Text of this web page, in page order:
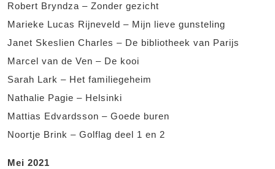
Robert Bryndza – Zonder gezicht
Marieke Lucas Rijneveld – Mijn lieve gunsteling
Janet Skeslien Charles – De bibliotheek van Parijs
Marcel van de Ven – De kooi
Sarah Lark – Het familiegeheim
Nathalie Pagie – Helsinki
Mattias Edvardsson – Goede buren
Noortje Brink – Golflag deel 1 en 2
Mei 2021